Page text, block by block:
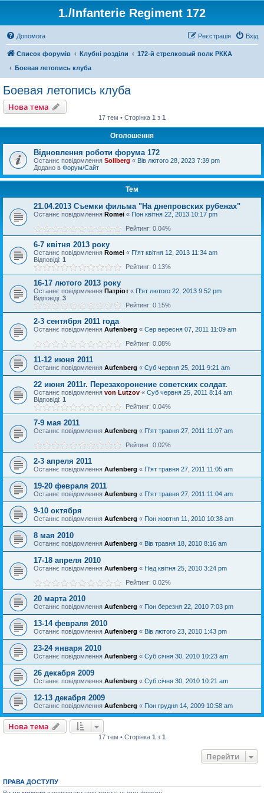
1./Infanterie Regiment 172
Допомога Вхід
Реєстрація
Список форумів Клубні розділи
172-й стрелковый полк РККА
Боевая летопись клуба
Боевая летопись клуба
Нова тема
17 тем • Сторінка 1 з 1
Оголошення
Відновлення роботи форума 172
Останнє повідомлення Sollberg « Вів лютого 28, 2023 7:39 pm
Додано в Форум/Сайт
Тем
21.04.2013 Съемки фильма "На днепровских рубежах"
Останнє повідомлення Romei « Пон квітня 22, 2013 10:17 pm
Рейтинг: 0.04%
6-7 квітня 2013 року
Останнє повідомлення Romei « П'ят квітня 12, 2013 11:34 am
Відповіді: 1
Рейтинг: 0.13%
16-17 лютого 2013 року
Останнє повідомлення Патріот « П'ят лютого 22, 2013 9:52 pm
Відповіді: 3
Рейтинг: 0.15%
2-3 сентября 2011 года
Останнє повідомлення Aufenberg « Сер вересня 07, 2011 11:09 am
Рейтинг: 0.08%
11-12 июня 2011
Останнє повідомлення Aufenberg « Суб червня 25, 2011 9:21 am
22 июня 2011г. Перезахоронение советских солдат.
Останнє повідомлення von Lutzov « Суб червня 25, 2011 8:14 am
Відповіді: 1
Рейтинг: 0.04%
7-9 мая 2011
Останнє повідомлення Aufenberg « П'ят травня 27, 2011 11:07 am
Рейтинг: 0.02%
2-3 апреля 2011
Останнє повідомлення Aufenberg « П'ят травня 27, 2011 11:05 am
19-20 февраля 2011
Останнє повідомлення Aufenberg « П'ят травня 27, 2011 11:04 am
9-10 октября
Останнє повідомлення Aufenberg « Пон жовтня 11, 2010 10:38 am
8 мая 2010
Останнє повідомлення Aufenberg « Вів травня 18, 2010 8:16 am
17-18 апреля 2010
Останнє повідомлення Aufenberg « Нед квітня 25, 2010 3:24 pm
Рейтинг: 0.02%
20 марта 2010
Останнє повідомлення Aufenberg « Пон березня 22, 2010 7:03 pm
13-14 февраля 2010
Останнє повідомлення Aufenberg « Вів лютого 23, 2010 1:43 pm
23-24 января 2010
Останнє повідомлення Aufenberg « Суб січня 30, 2010 10:23 am
26 декабря 2009
Останнє повідомлення Aufenberg « Суб січня 30, 2010 10:21 am
12-13 декабря 2009
Останнє повідомлення Aufenberg « Пон грудня 14, 2009 10:58 am
Нова тема
17 тем • Сторінка 1 з 1
Перейти
ПРАВА ДОСТУПУ